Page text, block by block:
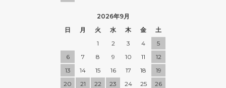
2026年9月
日
月 火 水 木 金
土
1
2 3 4
5
6
7 8 9 10 11
12
13
14 15 16 17 18
19
20
21 22 23 24 25
26